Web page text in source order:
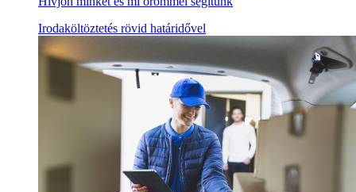
Irodaköltöztetés rövid határidővel